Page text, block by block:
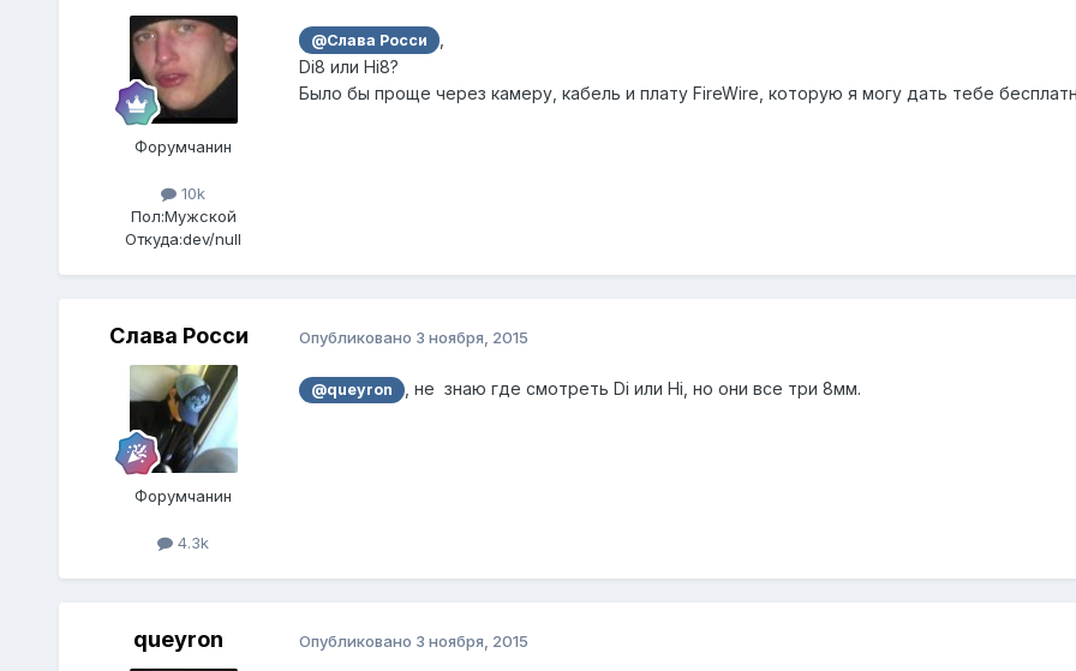
Форумчанин
10k
Пол:Мужской
Откуда:dev/null
@Слава Росси
,
Di8 или Hi8?
Было бы проще через камеру, кабель и плату FireWire, которую я могу дать тебе
Слава Росси
Форумчанин
4.3k
Опубликовано 3 ноября, 2015
@queyron , не знаю где смотреть Di или Hi, но они все три 8мм.
queyron Опубликовано 3 ноября, 2015